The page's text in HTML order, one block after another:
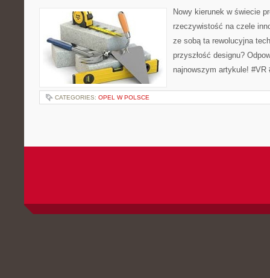
Nowy kierunek w świecie
rzeczywistość na czele
ze sobą ta rewolucyjna
przyszłość designu?
najnowszym artykule! #VR
CATEGORIES: OPEL W POLSCE